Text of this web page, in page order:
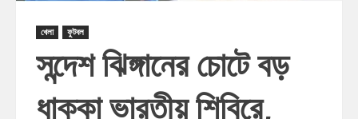
খেলা ফুটবল
সন্দেশ ঝিঙ্গানের চোটে বড়
ধাক্কা ভারতীয় শিবিরে,